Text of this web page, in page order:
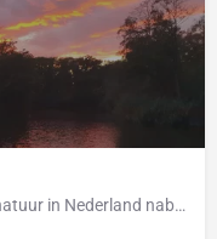
Karperdroom XXL is een prachtig stuk natuur in Nederland nabij Didam. Het is ook wel bekend als Carpe Diem.…